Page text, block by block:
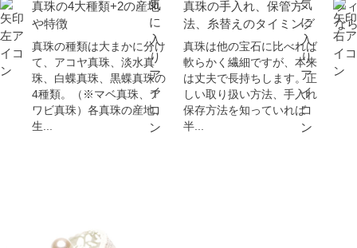
真珠の4大種類+2の産地
や特徴
真珠の種類は大まかに分け
て、アコヤ真珠、淡水真
珠、白蝶真珠、黒蝶真珠の
4種類。（※マベ真珠、ア
ワビ真珠）各真珠の産地、
生...
真珠の手入れ、保管方
法、糸替えのタイミング
真珠は他の宝石に比べれば
軟らかく繊細ですが、本来
は丈夫で長持ちします。正
しい取り扱い方法、手入れ
保存方法を知っていれば
半...
フ
な